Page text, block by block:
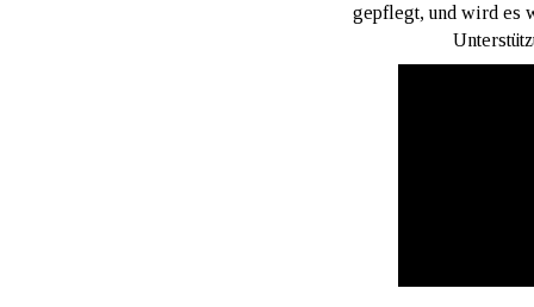
gepflegt, und wird es